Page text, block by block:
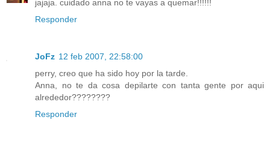
jajaja. cuidado anna no te vayas a quemar!!!!!!
Responder
JoFz 12 feb 2007, 22:58:00
perry, creo que ha sido hoy por la tarde.
Anna, no te da cosa depilarte con tanta gente por aqui
alrededor????????
Responder